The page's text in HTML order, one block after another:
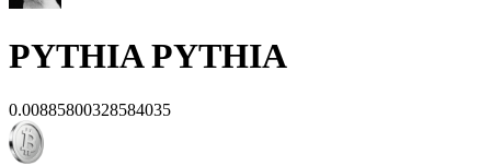
PYTHIA PYTHIA
0.00885800328584035